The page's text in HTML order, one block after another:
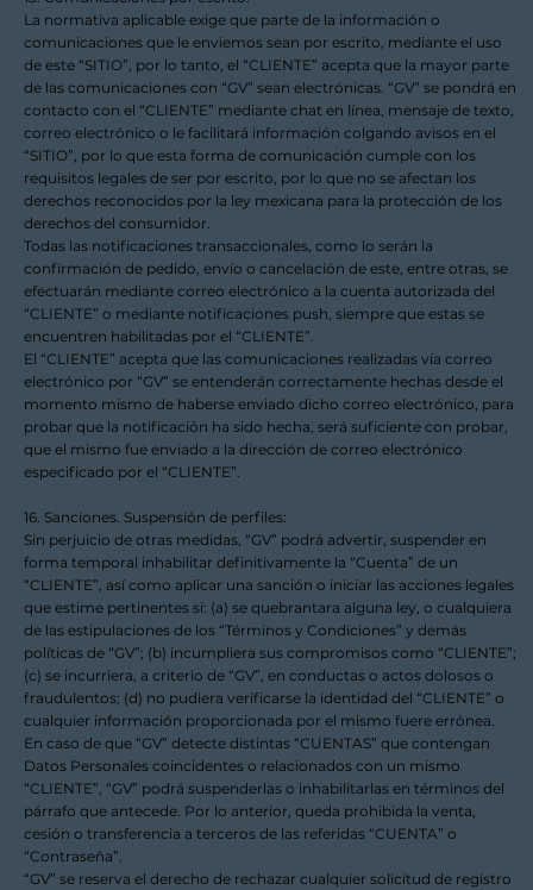
La normativa aplicable exige que parte de la información o
comunicaciones que le enviemos sean por escrito, mediante el uso
de este “SITIO”, por lo tanto, el “CLIENTE” acepta que la mayor parte
de las comunicaciones con “GV” sean electrónicas. “GV” se pondrá en
contacto con el “CLIENTE” mediante chat en línea, mensaje de texto,
correo electrónico o le facilitará información colgando avisos en el
“SITIO”, por lo que esta forma de comunicación cumple con los
requisitos legales de ser por escrito, por lo que no se afectan los
derechos reconocidos por la ley mexicana para la protección de los
derechos del consumidor.
Todas las notificaciones transaccionales, como lo serán la
confirmación de pedido, envío o cancelación de este, entre otras, se
efectuarán mediante correo electrónico a la cuenta autorizada del
“CLIENTE” o mediante notificaciones push, siempre que estas se
encuentren habilitadas por el “CLIENTE”.
El “CLIENTE” acepta que las comunicaciones realizadas vía correo
electrónico por “GV” se entenderán correctamente hechas desde el
momento mismo de haberse enviado dicho correo electrónico, para
probar que la notificación ha sido hecha, será suficiente con probar,
que el mismo fue enviado a la dirección de correo electrónico
especificado por el “CLIENTE”.
16. Sanciones. Suspensión de perfiles:
Sin perjuicio de otras medidas, “GV” podrá advertir, suspender en
forma temporal inhabilitar definitivamente la “Cuenta” de un
“CLIENTE”, así como aplicar una sanción o iniciar las acciones legales
que estime pertinentes si: (a) se quebrantara alguna ley, o cualquiera
de las estipulaciones de los “Términos y Condiciones” y demás
políticas de “GV”; (b) incumpliera sus compromisos como “CLIENTE”;
(c) se incurriera, a criterio de “GV”, en conductas o actos dolosos o
fraudulentos; (d) no pudiera verificarse la identidad del “CLIENTE” o
cualquier información proporcionada por el mismo fuere errónea.
En caso de que “GV” detecte distintas “CUENTAS” que contengan
Datos Personales coincidentes o relacionados con un mismo
“CLIENTE”, “GV” podrá suspenderlas o inhabilitarlas en términos del
párrafo que antecede. Por lo anterior, queda prohibida la venta,
cesión o transferencia a terceros de las referidas “CUENTA” o
“Contraseña”.
“GV” se reserva el derecho de rechazar cualquier solicitud de registro